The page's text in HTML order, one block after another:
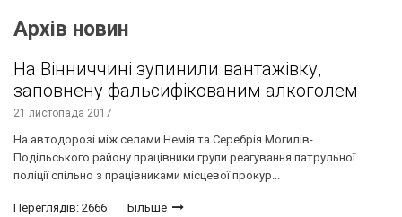
Архів новин
На Вінниччині зупинили вантажівку,
заповнену фальсифікованим алкоголем
21 листопада 2017
На автодорозі між селами Немія та Серебрія Могилів-
Подільського району працівники групи реагування патрульної
поліції спільно з працівниками місцевої прокур...
Переглядів: 2666 Більше